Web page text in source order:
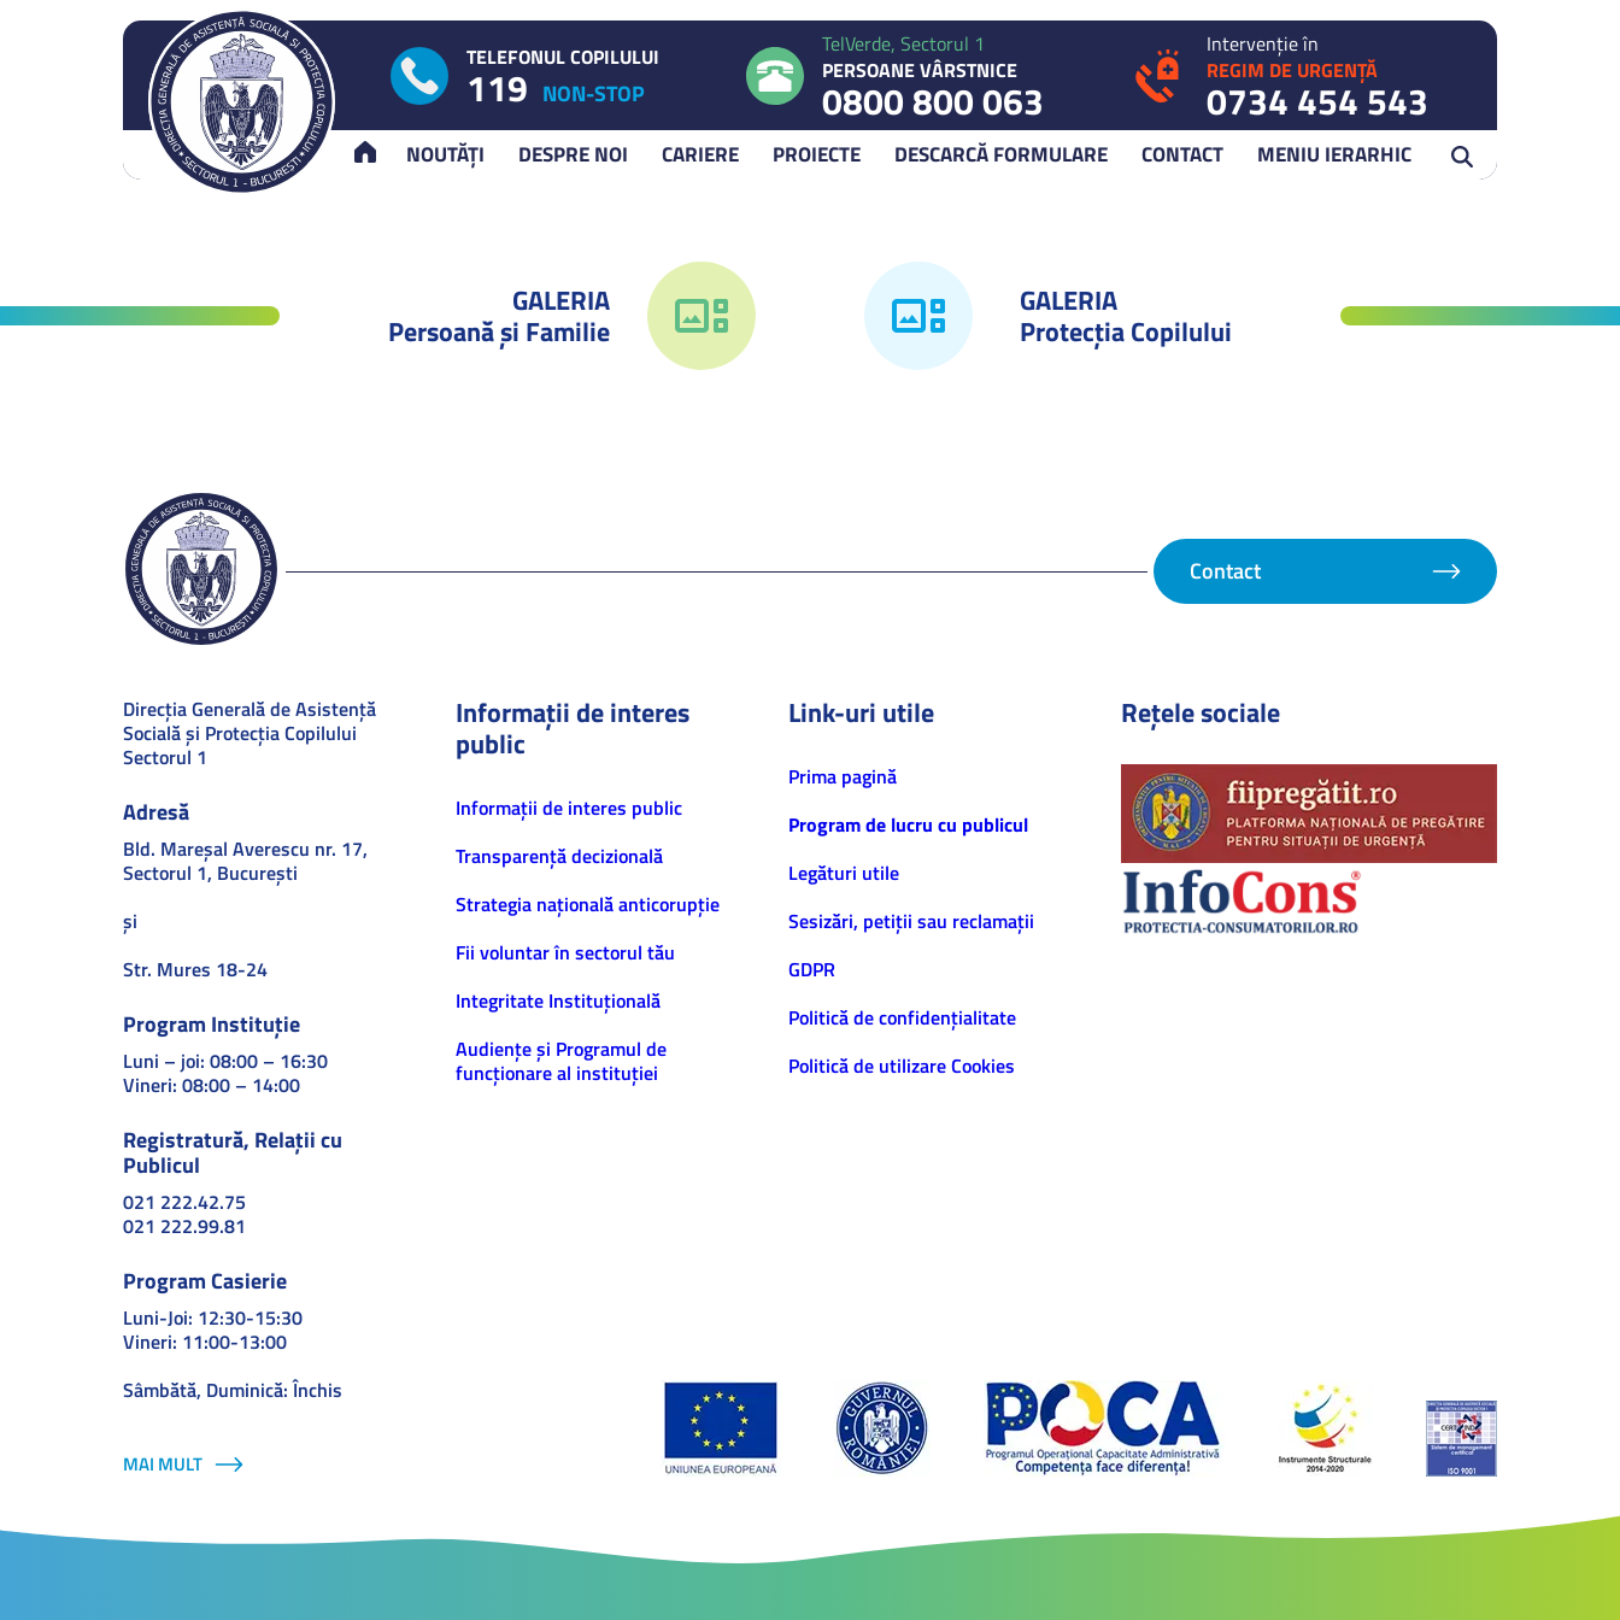
ACASĂNOUTĂȚI DESPRE NOI CARIERE PROIECTE DESCARCĂ FORMULARE CONTACT MENIU IERARHIC
TELEFONUL COPILULUI
119 NON-STOP
TelVerde, Sectorul 1
PERSOANE VÂRSTNICE
0800 800 063
Intervenție în
REGIM DE URGENȚĂ
0734 454 543
GALERIA
Persoană și Familie
GALERIA
Protecţia Copilului
Contact
Direcţia Generală de Asistenţă
Socială şi Protecţia Copilului
Sectorul 1
Adresă
Bld. Mareşal Averescu nr. 17,
Sectorul 1, Bucureşti
și
Str. Mures 18-24
Program Instituție
Luni – joi: 08:00 – 16:30
Vineri: 08:00 – 14:00
Registratură, Relații cu
Publicul
021 222.42.75
021 222.99.81
Program Casierie
Luni-Joi: 12:30-15:30
Vineri: 11:00-13:00
Sâmbătă, Duminică: Închis
MAI MULT
Informații de interes
public
Informaţii de interes public
Transparență decizională
Strategia națională anticorupție
Fii voluntar în sectorul tău
Integritate Instituțională
Audiențe și Programul de
funcționare al instituției
Link-uri utile
Prima pagină
Program de lucru cu publicul
Legături utile
Sesizări, petiţii sau reclamații
GDPR
Politică de confidenţialitate
Politică de utilizare Cookies
Rețele sociale